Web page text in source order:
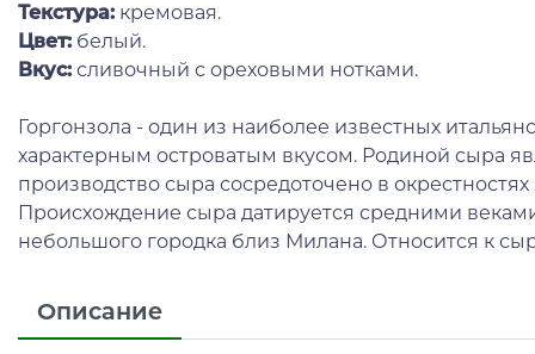
Текстура: кремовая.
Цвет: белый.
Вкус: сливочный с ореховыми нотками.
Горгонзола - один из наиболее известных
характерным островатым вкусом. Родиной сыра
производство сыра сосредоточено в
Происхождение сыра датируется средними
небольшого городка близ Милана. Относится к
Описание